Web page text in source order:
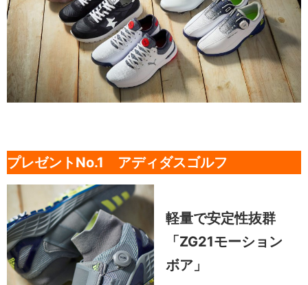
プレゼントNo.1 アディダスゴルフ
軽量で安定性抜群
「ZG21モーション
ボア」